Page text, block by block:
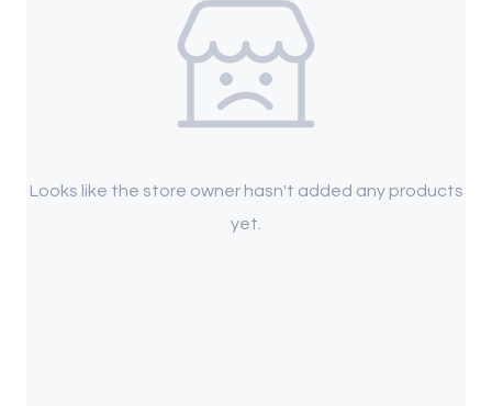
Looks like the store owner hasn't added any products
yet.